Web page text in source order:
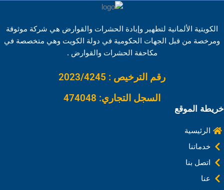
o
o
A
p
r
e
s
t
t
e
d
I
n
L
i
n
k
الكويتية الألمانية لتطهير وإبادة الحشرات والقوارض هي شركة موثوقة
ومرخصة من قبل الجهات الحكومية في دولة الكويت وهي متخصصة في
مكاحفة الحشرات والقوارض .
رقم الترخيص : 2023/4245
السجل التجاري: 474048
خريطة الموقع
الرئيسية
خدماتنا
اتصل بنا
عنا